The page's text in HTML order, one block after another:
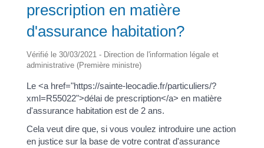
prescription en matière
d'assurance habitation?
Vérifié le 30/03/2021 - Direction de l'information légale et
administrative (Première ministre)
Le <a href="https://sainte-leocadie.fr/particuliers/?
xml=R55022">délai de prescription</a> en matière
d'assurance habitation est de 2 ans.
Cela veut dire que, si vous voulez introduire une action
en justice sur la base de votre contrat d'assurance